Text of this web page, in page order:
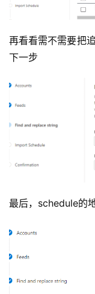
再看看需不需要把
下一步
最后，schedule的